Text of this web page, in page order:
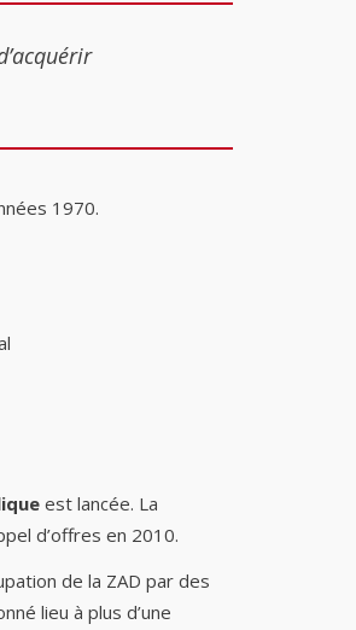
1970.
est lancée. La
d’offres en 2010.
de la ZAD par des
lieu à plus d’une